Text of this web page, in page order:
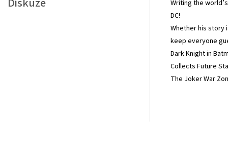
Writing the
DC!
Whether his story
keep everyone
Dark Knight in
Collects Future
The Joker War